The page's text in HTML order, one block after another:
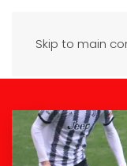
Skip to main